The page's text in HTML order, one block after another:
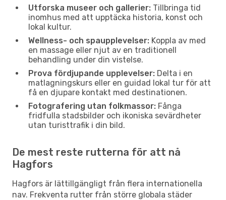
Utforska museer och gallerier: Tillbringa tid
inomhus med att upptäcka historia, konst och
lokal kultur.
Wellness- och spaupplevelser: Koppla av med
en massage eller njut av en traditionell
behandling under din vistelse.
Prova fördjupande upplevelser: Delta i en
matlagningskurs eller en guidad lokal tur för att
få en djupare kontakt med destinationen.
Fotografering utan folkmassor: Fånga
fridfulla stadsbilder och ikoniska sevärdheter
utan turisttrafik i din bild.
De mest reste rutterna för att nå
Hagfors
Hagfors är lättillgängligt från flera internationella
nav. Frekventa rutter från större globala städer